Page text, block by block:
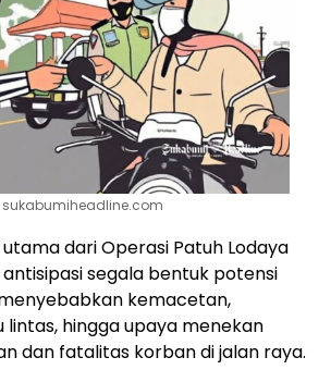
sukabumiheadline.com
dari Operasi Patuh Lodaya
antisipasi segala bentuk potensi
kemacetan,
lintas, hingga upaya menekan
dan fatalitas korban di jalan raya.